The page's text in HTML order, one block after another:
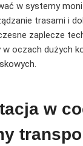
w systemy
trasami i
zaplecze
oczach dużych
w